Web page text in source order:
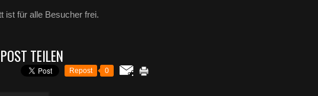
ist für alle Besucher frei.
TEILEN
Repost 0